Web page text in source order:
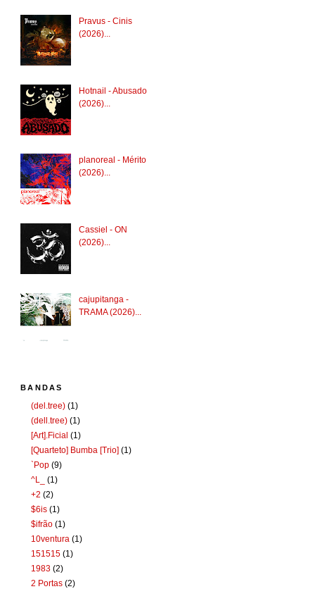
Pravus - Cinis
(2026)...
Hotnail - Abusado
(2026)...
planoreal - Mérito
(2026)...
Cassiel - ON
(2026)...
cajupitanga -
TRAMA (2026)...
BANDAS
(del.tree) (1)
(dell.tree) (1)
[Art].Ficial (1)
[Quarteto] Bumba [Trio] (1)
`Pop (9)
^L_
(1)
+2 (2)
$6is (1)
$ifrão (1)
10ventura (1)
151515 (1)
1983 (2)
2 Portas (2)